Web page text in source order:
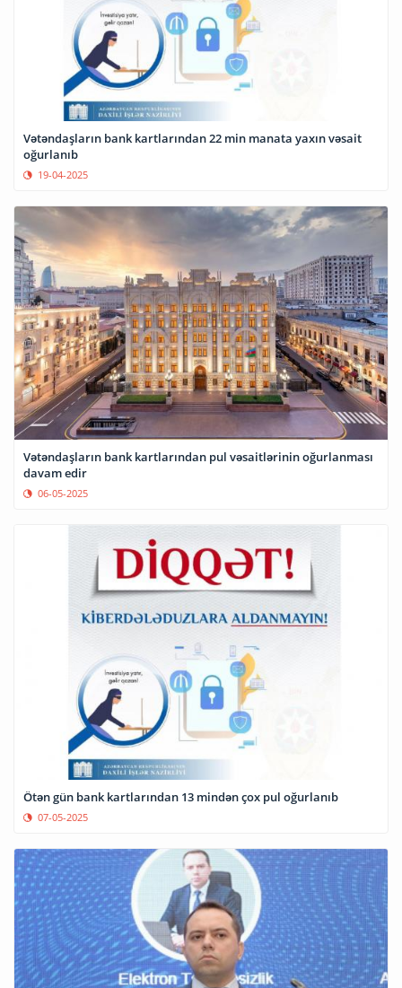
Vətəndaşların bank kartlarından 22 min manata yaxın vəsait
oğurlanıb
19-04-2025
Vətəndaşların bank kartlarından pul vəsaitlərinin oğurlanması
davam edir
06-05-2025
Ötən gün bank kartlarından 13 mindən çox pul oğurlanıb
07-05-2025